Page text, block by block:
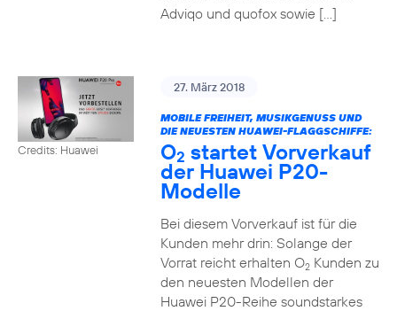
Adviqo und quofox sowie […]
Credits: Huawei
27. März 2018
MOBILE FREIHEIT, MUSIKGENUSS UND
DIE NEUESTEN HUAWEI-FLAGGSCHIFFE:
O2 startet Vorverkauf
der Huawei P20-
Modelle
Bei diesem Vorverkauf ist für die
Kunden mehr drin: Solange der
Vorrat reicht erhalten O2Kunden zu
den neuesten Modellen der
Huawei P20-Reihe soundstarkes